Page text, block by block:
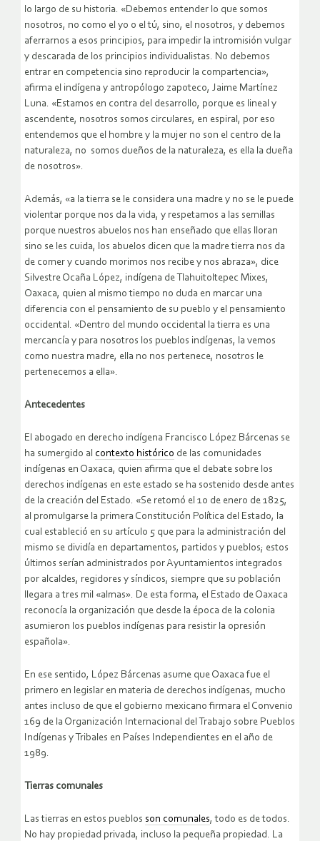
lo largo de su historia. «Debemos entender lo que somos
nosotros, no como el yo o el tú, sino, el nosotros, y debemos
aferrarnos a esos principios, para impedir la intromisión vulgar
y descarada de los principios individualistas. No debemos
entrar en competencia sino reproducir la compartencia»,
afirma el indígena y antropólogo zapoteco, Jaime Martínez
Luna. «Estamos en contra del desarrollo, porque es lineal y
ascendente, nosotros somos circulares, en espiral, por eso
entendemos que el hombre y la mujer no son el centro de la
naturaleza, no somos dueños de la naturaleza, es ella la dueña
de nosotros».
Además, «a la tierra se le considera una madre y no se le puede
violentar porque nos da la vida, y respetamos a las semillas
porque nuestros abuelos nos han enseñado que ellas lloran
sino se les cuida, los abuelos dicen que la madre tierra nos da
de comer y cuando morimos nos recibe y nos abraza», dice
Silvestre Ocaña López, indígena de Tlahuitoltepec Mixes,
Oaxaca, quien al mismo tiempo no duda en marcar una
diferencia con el pensamiento de su pueblo y el pensamiento
occidental. «Dentro del mundo occidental la tierra es una
mercancía y para nosotros los pueblos indígenas, la vemos
como nuestra madre, ella no nos pertenece, nosotros le
pertenecemos a ella».
Antecedentes
El abogado en derecho indígena Francisco López Bárcenas se
ha sumergido al contexto histórico de las comunidades
indígenas en Oaxaca, quien afirma que el debate sobre los
derechos indígenas en este estado se ha sostenido desde antes
de la creación del Estado. «Se retomó el 10 de enero de 1825,
al promulgarse la primera Constitución Política del Estado, la
cual estableció en su artículo 5 que para la administración del
mismo se dividía en departamentos, partidos y pueblos; estos
últimos serían administrados por Ayuntamientos integrados
por alcaldes, regidores y síndicos, siempre que su población
llegara a tres mil «almas». De esta forma, el Estado de Oaxaca
reconocía la organización que desde la época de la colonia
asumieron los pueblos indígenas para resistir la opresión
española».
En ese sentido, López Bárcenas asume que Oaxaca fue el
primero en legislar en materia de derechos indígenas, mucho
antes incluso de que el gobierno mexicano firmara el Convenio
169 de la Organización Internacional del Trabajo sobre Pueblos
Indígenas y Tribales en Países Independientes en el año de
1989.
Tierras comunales
Las tierras en estos pueblos son comunales, todo es de todos.
No hay propiedad privada, incluso la pequeña propiedad. La